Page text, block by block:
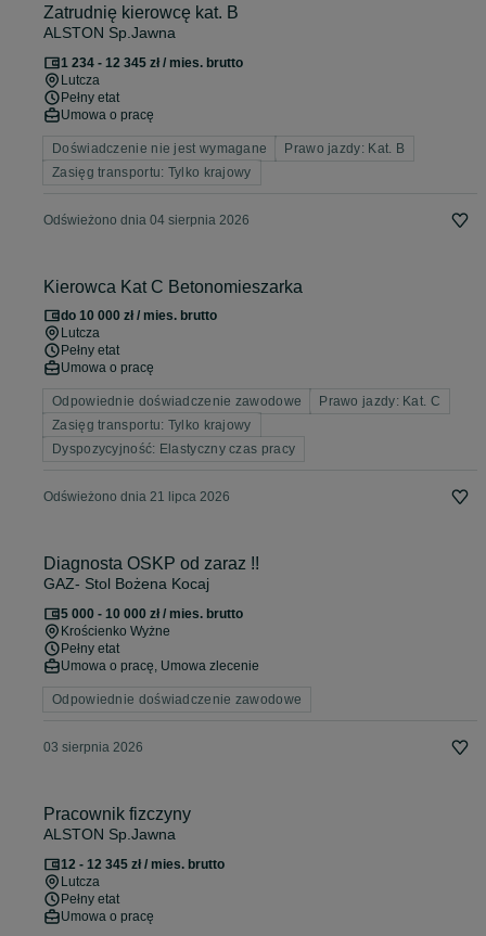
Zatrudnię kierowcę kat. B
ALSTON Sp.Jawna
1 234 - 12 345 zł / mies. brutto
Lutcza
Pełny etat
Umowa o pracę
Doświadczenie nie jest wymagane
Prawo jazdy: Kat. B
Zasięg transportu: Tylko krajowy
Odświeżono dnia 04 sierpnia 2026
Kierowca Kat C Betonomieszarka
do 10 000 zł / mies. brutto
Lutcza
Pełny etat
Umowa o pracę
Odpowiednie doświadczenie zawodowe
Prawo jazdy: Kat. C
Zasięg transportu: Tylko krajowy
Dyspozycyjność: Elastyczny czas pracy
Odświeżono dnia 21 lipca 2026
Diagnosta OSKP od zaraz !!
GAZ- Stol Bożena Kocaj
5 000 - 10 000 zł / mies. brutto
Krościenko Wyżne
Pełny etat
Umowa o pracę, Umowa zlecenie
Odpowiednie doświadczenie zawodowe
03 sierpnia 2026
Pracownik fizczyny
ALSTON Sp.Jawna
12 - 12 345 zł / mies. brutto
Lutcza
Pełny etat
Umowa o pracę